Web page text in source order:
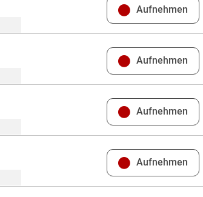
Aufnehmen
Aufnehmen
Aufnehmen
Aufnehmen